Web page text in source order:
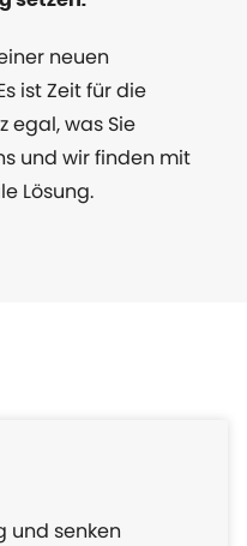
neuen
ist Zeit für die
egal, was Sie
und wir finden mit
Lösung.
und senken